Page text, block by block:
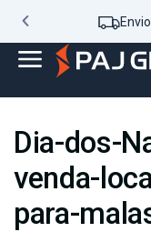
Dia-dos-
venda-
para-